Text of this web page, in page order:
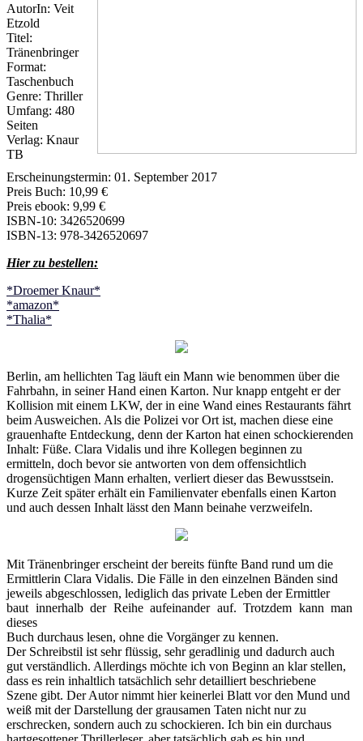
AutorIn: Veit
Etzold
Titel:
Tränenbringer
Format:
Taschenbuch
Genre: Thriller
Umfang: 480
Seiten
Verlag: Knaur
TB
Erscheinungstermin: 01. September 2017
Preis Buch: 10,99 €
Preis ebook: 9,99 €
ISBN-10: 3426520699
ISBN-13: 978-3426520697
Hier zu bestellen:
*Droemer Knaur*
*amazon*
*Thalia*
Berlin, am hellichten Tag läuft ein Mann wie benommen über die
Fahrbahn, in seiner Hand einen Karton. Nur knapp entgeht er der
Kollision mit einem LKW, der in eine Wand eines Restaurants fährt
beim Ausweichen. Als die Polizei vor Ort ist, machen diese eine
grauenhafte Entdeckung, denn der Karton hat einen schockierenden
Inhalt: Füße. Clara Vidalis und ihre Kollegen beginnen zu
ermitteln, doch bevor sie antworten von dem offensichtlich
drogensüchtigen Mann erhalten, verliert dieser das Bewusstsein.
Kurze Zeit später erhält ein Familienvater ebenfalls einen Karton
und auch dessen Inhalt lässt den Mann beinahe verzweifeln.
Mit Tränenbringer erscheint der bereits fünfte Band rund um die
Ermittlerin Clara Vidalis. Die Fälle in den einzelnen Bänden sind
jeweils abgeschlossen, lediglich das private Leben der Ermittler
baut innerhalb der Reihe aufeinander auf. Trotzdem kann man
dieses
Buch durchaus lesen, ohne die Vorgänger zu kennen.
Der Schreibstil ist sehr flüssig, sehr geradlinig und dadurch auch
gut verständlich. Allerdings möchte ich von Beginn an klar stellen,
dass es rein inhaltlich tatsächlich sehr detailliert beschriebene
Szene gibt. Der Autor nimmt hier keinerlei Blatt vor den Mund und
weiß mit der Darstellung der grausamen Taten nicht nur zu
erschrecken, sondern auch zu schockieren. Ich bin ein durchaus